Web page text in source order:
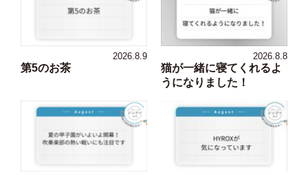
2026.8.9
第5のお茶
2026.8.8
猫が一緒に寝てくれるよ
うになりました！